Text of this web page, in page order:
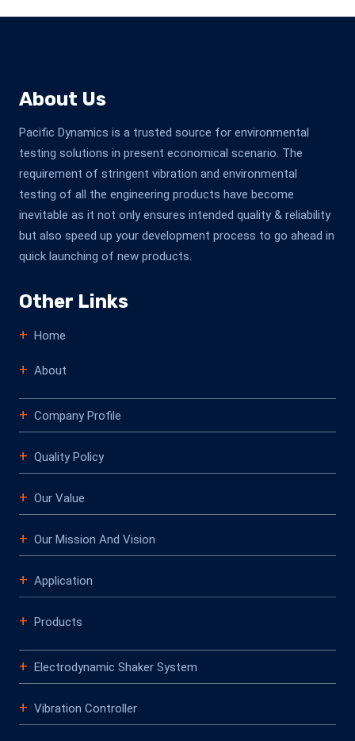
About Us
Pacific Dynamics is a trusted source for environmental
testing solutions in present economical scenario. The
requirement of stringent vibration and environmental
testing of all the engineering products have become
inevitable as it not only ensures intended quality & reliability
but also speed up your development process to go ahead in
quick launching of new products.
Other Links
Home
About
Company Profile
Quality Policy
Our Value
Our Mission And Vision
Application
Products
Electrodynamic Shaker System
Vibration Controller